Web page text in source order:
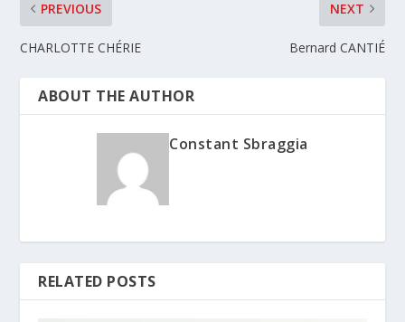
PREVIOUS
CHARLOTTE CHÉRIE
NEXT
Bernard CANTIÉ
ABOUT THE AUTHOR
Constant Sbraggia
RELATED POSTS